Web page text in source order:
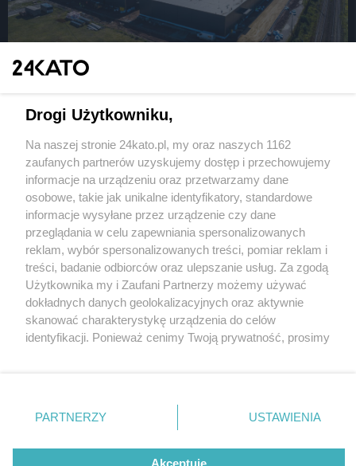
Znamy datę otwarcia marketu Kaufland w
handlowym Fabryka Park
4 / 10
Fabryka park katowice
budowa 04
Fabryka Park, Katowice, budowa
Wydawca mediów lokalnych
Nie zapomnij
zapoznać się z:
polityką prywatności regulamin korzystania z portali
Twojemiasto
Piekary Śląskie
Chorzów
Tarnowskie Góry
Gliwice
Skontakuj sięz nami
Kontakt
Wydawca
Redakcja
Drogi Użytkowniku,
Na naszej stronie 24kato.pl, my oraz naszych 1162
zaufanych partnerów uzyskujemy dostęp i przechowujemy
informacje na urządzeniu oraz przetwarzamy dane
osobowe, takie jak unikalne identyfikatory, standardowe
informacje wysyłane przez urządzenie czy dane
przeglądania w celu zapewniania spersonalizowanych
reklam, wybór spersonalizowanych treści, pomiar reklam i
treści, badanie odbiorców oraz ulepszanie usług. Za zgodą
Użytkownika my i Zaufani Partnerzy możemy używać
dokładnych danych geolokalizacyjnych oraz aktywnie
skanować charakterystykę urządzenia do celów
identyfikacji. Ponieważ cenimy Twoją prywatność, prosimy
prywatności znajdujący się w lewym dolnym rogu strony
. Niektóre rodzaje przetwarzania danych nie wymagają
zgody użytkownika, ale masz prawo sprzeciwić się
takiemu przetwarzaniu. Preferencje będą miały
PARTNERZY USTAWIENIA
Akceptuję